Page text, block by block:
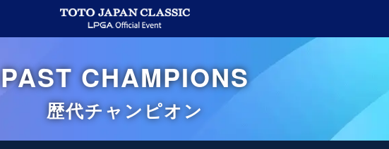
PAST CHAMPIONS
歴代チャンピオン